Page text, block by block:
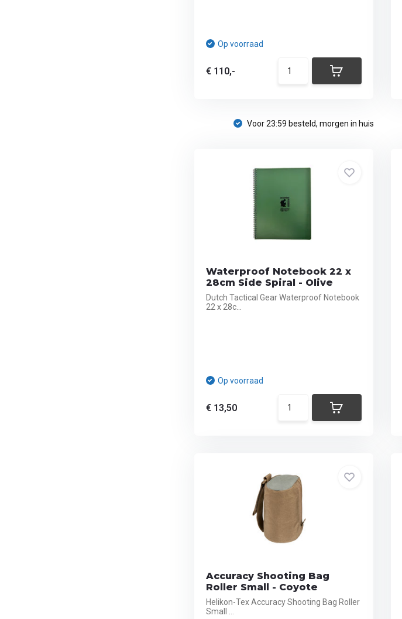
Op voorraad
€ 110,-
Voor 23:59 besteld, morgen in huis
Waterproof Notebook 22 x
28cm Side Spiral - Olive
Dutch Tactical Gear Waterproof Notebook
22 x 28c...
Op voorraad
€ 13,50
Accuracy Shooting Bag
Roller Small - Coyote
Helikon-Tex Accuracy Shooting Bag Roller
Small ...